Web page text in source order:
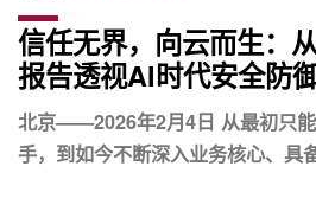
信任无界，向云而生：
报告透视AI时代安全防
北京——2026年2月4日 从最初只
手，到如今不断深入业务核心、具